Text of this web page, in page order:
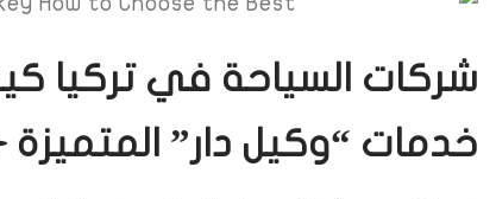
شركات السياحة في تركيا
خدمات “وكيل دار”